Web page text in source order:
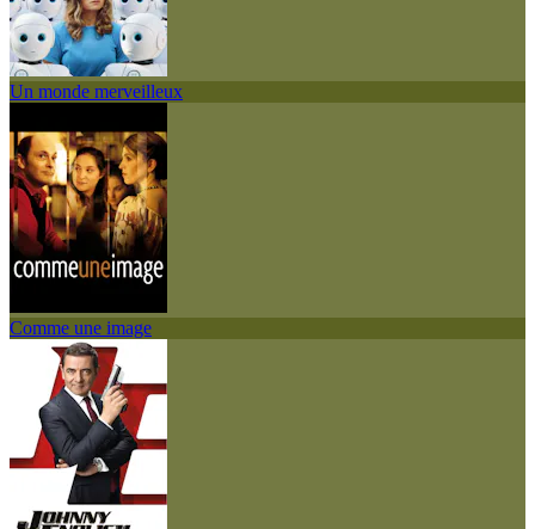
Un monde merveilleux
Comme une image